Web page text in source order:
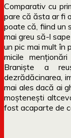
Comparativ cu
pare că ăsta ar fi
poate că, fiind un
mai greu să-l
un pic mai mult în
micile
Braniște a
dezrădăcinarea,
mai ales dacă ai
moștenești
fost acaparte de